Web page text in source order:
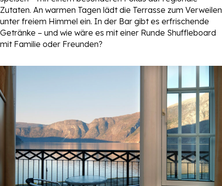
Zutaten. An warmen Tagen lädt die Terrasse zum Verweilen
unter freiem Himmel ein. In der Bar gibt es erfrischende
Getränke – und wie wäre es mit einer Runde Shuffleboard
mit Familie oder Freunden?